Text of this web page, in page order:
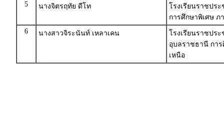
5
นางจิตรฤทัย ดีโท
โรงเรียนราชปร
การศึกษาพิเศษ ภ
6
นางสาวจิระนันท์ เหลาเคน
โรงเรียนราชปร
อุบลราชธานี การ
เหนือ